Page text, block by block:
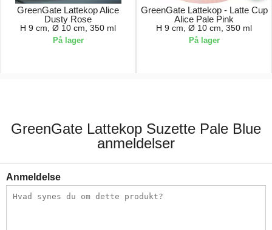
GreenGate Lattekop Alice
Dusty Rose
H 9 cm, Ø 10 cm, 350 ml
På lager
GreenGate Lattekop - Latte Cup
Alice Pale Pink
H 9 cm, Ø 10 cm, 350 ml
På lager
GreenGate Lattekop Suzette Pale Blue
anmeldelser
Anmeldelse